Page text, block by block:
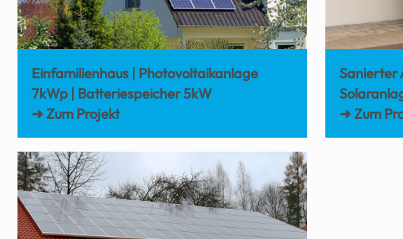
Einfamilienhaus | Photovoltaikanlage
7kWp | Batteriespeicher 5kW
➜ Zum Projekt
Sanierter
➜ Zum